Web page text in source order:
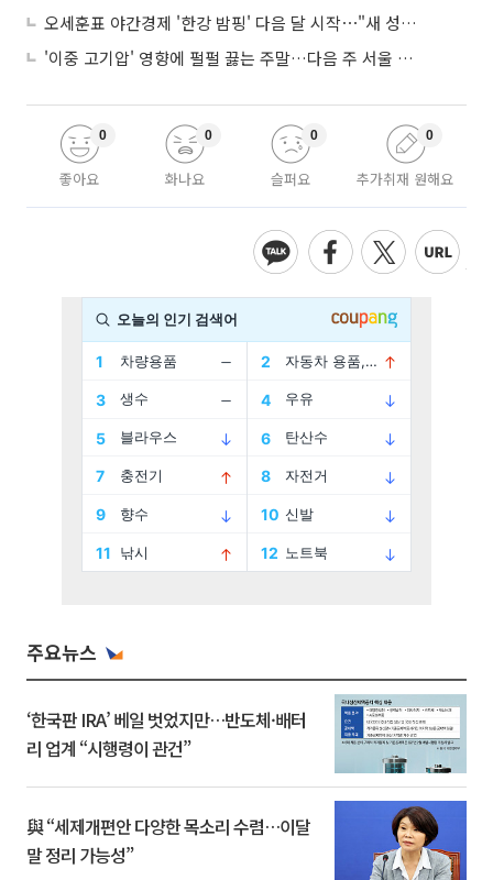
오세훈표 야간경제 '한강 밤핑' 다음 달 시작⋯"새 성장동력 만들 것"
'이중 고기압' 영향에 펄펄 끓는 주말…다음 주 서울 포함 서쪽이 더 덥다
좋아요
0
화나요
0
슬퍼요
0
추가취재 원해요
0
주요뉴스
‘한국판 IRA’ 베일 벗었지만…반도체·배터
리 업계 “시행령이 관건”
與 “세제개편안 다양한 목소리 수렴…이달
말 정리 가능성”